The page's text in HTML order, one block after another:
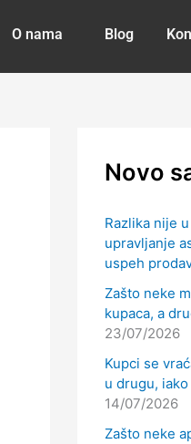
O nama Blog
Novo
Razlika nije
upravljanje
uspeh
Zašto neke
kupaca, a
23/07/2026
Kupci se
u drugu,
14/07/2026
Zašto neke